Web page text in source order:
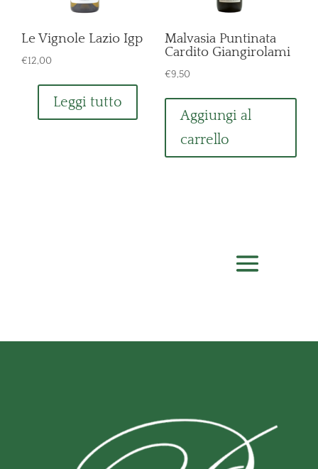
Le Vignole Lazio Igp
€12,00
Leggi tutto
Malvasia Puntinata
Cardito Giangirolami
€9,50
Aggiungi al
carrello